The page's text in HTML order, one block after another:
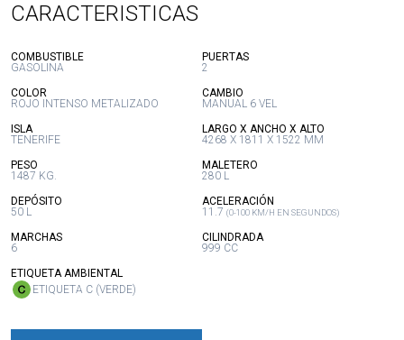
CARACTERISTICAS
COMBUSTIBLE:
GASOLINA
PUERTAS:
2
COLOR
ROJO INTENSO METALIZADO
CAMBIO
MANUAL 6 VEL
ISLA:
TENERIFE
LARGO X ANCHO X ALTO
4268 X 1811 X 1522 MM
PESO
1487 KG.
MALETERO
280 L
DEPÓSITO
50 L
ACELERACIÓN
11.7 (0-100 KM/H EN SEGUNDOS)
MARCHAS:
6
CILINDRADA:
999 CC
ETIQUETA AMBIENTAL
ETIQUETA C (VERDE)